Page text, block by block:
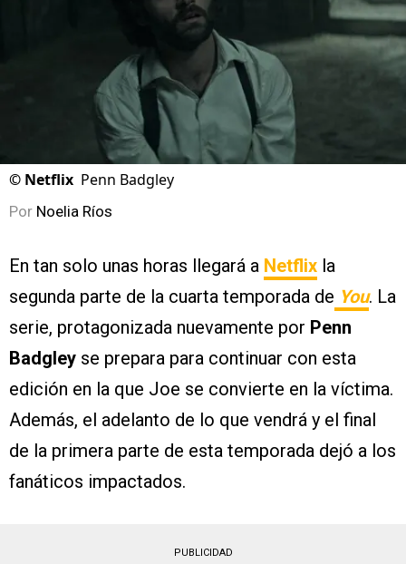
© Netflix Penn Badgley
Por Noelia Ríos
En tan solo unas horas llegará a Netflix la
segunda parte de la cuarta temporada de You. La
serie, protagonizada nuevamente por Penn
Badgley se prepara para continuar con esta
edición en la que Joe se convierte en la víctima.
Además, el adelanto de lo que vendrá y el final
de la primera parte de esta temporada dejó a los
fanáticos impactados.
PUBLICIDAD